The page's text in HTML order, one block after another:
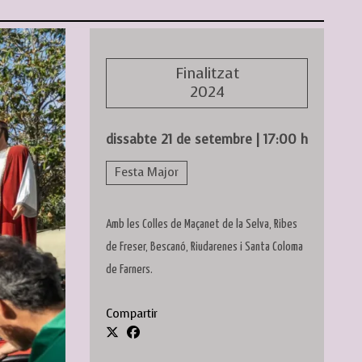
Finalitzat
2024
dissabte 21 de setembre | 17:00 h
Festa Major
Amb les Colles de Maçanet de la Selva, Ribes
de Freser, Bescanó, Riudarenes i Santa Coloma
de Farners.
Compartir